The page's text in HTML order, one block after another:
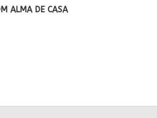
ALMA DE CASA